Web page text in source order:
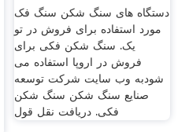
دستگاه های سنگ شکن سنگ فک
مورد استفاده برای فروش در تو
یک. سنگ شکن فکی برای
فروش در اروپا استفاده می
شودبه وب سایت شرکت توسعه
صنایع سنگ شکن سنگ شکن
فکی. دریافت نقل قول